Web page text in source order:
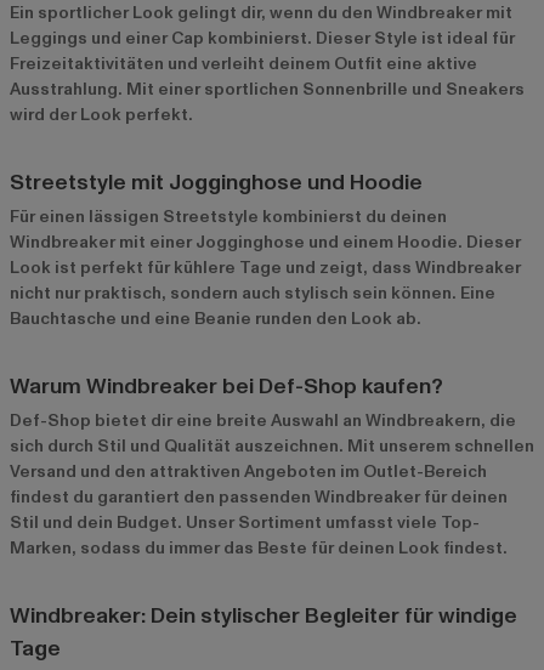
Ein sportlicher Look gelingt dir, wenn du den Windbreaker mit
Leggings und einer Cap kombinierst. Dieser Style ist ideal für
Freizeitaktivitäten und verleiht deinem Outfit eine aktive
Ausstrahlung. Mit einer sportlichen Sonnenbrille und Sneakers
wird der Look perfekt.
Streetstyle mit Jogginghose und Hoodie
Für einen lässigen Streetstyle kombinierst du deinen
Windbreaker mit einer Jogginghose und einem Hoodie. Dieser
Look ist perfekt für kühlere Tage und zeigt, dass Windbreaker
nicht nur praktisch, sondern auch stylisch sein können. Eine
Bauchtasche und eine Beanie runden den Look ab.
Warum Windbreaker bei Def-Shop kaufen?
Def-Shop bietet dir eine breite Auswahl an Windbreakern, die
sich durch Stil und Qualität auszeichnen. Mit unserem schnellen
Versand und den attraktiven Angeboten im Outlet-Bereich
findest du garantiert den passenden Windbreaker für deinen
Stil und dein Budget. Unser Sortiment umfasst viele Top-
Marken, sodass du immer das Beste für deinen Look findest.
Windbreaker: Dein stylischer Begleiter für windige
Tage